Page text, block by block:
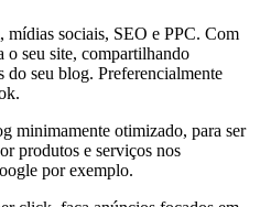
mídias sociais, SEO e PPC. Com
o seu site, compartilhando
do seu blog. Preferencialmente
minimamente otimizado, para ser
produtos e serviços nos
por exemplo.